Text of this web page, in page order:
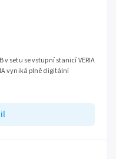
v setu se vstupní stanicí VERIA
vyniká plně digitální